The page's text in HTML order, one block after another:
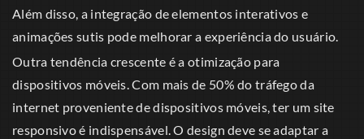
Além disso, a integração de elementos interativos e
animações sutis pode melhorar a experiência do usuário.
Outra tendência crescente é a otimização para
dispositivos móveis. Com mais de 50% do tráfego da
internet proveniente de dispositivos móveis, ter um site
responsivo é indispensável. O design deve se adaptar a